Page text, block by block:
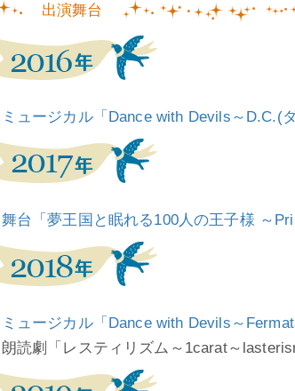
出演舞台
ミュージカル「Dance with Devils～D.C.(
舞台「夢王国と眠れる100人の王子様 ～
ミュージカル「Dance with Devils～
読劇「レスティリズム～1carat～